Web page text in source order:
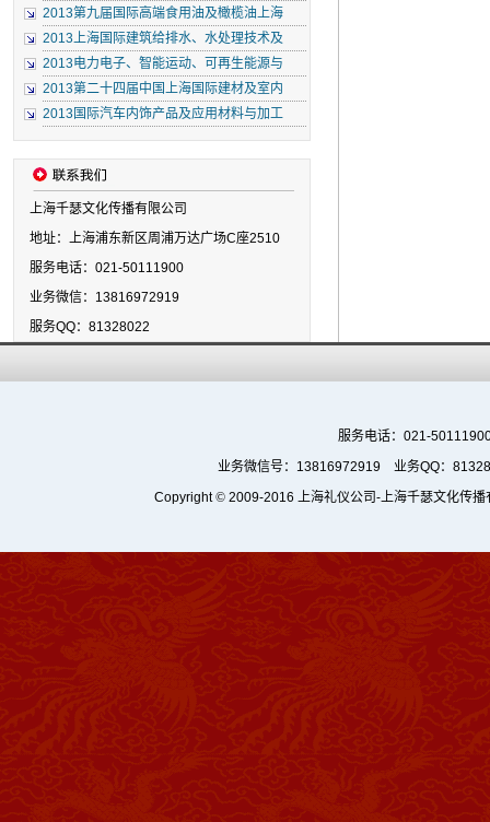
2013第九届国际高端食用油及橄榄油上海
2013上海国际建筑给排水、水处理技术及
2013电力电子、智能运动、可再生能源与
2013第二十四届中国上海国际建材及室内
2013国际汽车内饰产品及应用材料与加工
上海千瑟文化传播有限公司
地址：上海浦东新区周浦万达广场C座2510
服务电话：021-50111900
业务微信：13816972919
服务QQ：81328022
服务电话：021-
业务微信号：13816972919 业务QQ：
Copyright©2009-2016 上海礼仪公司 -上海千瑟文化传